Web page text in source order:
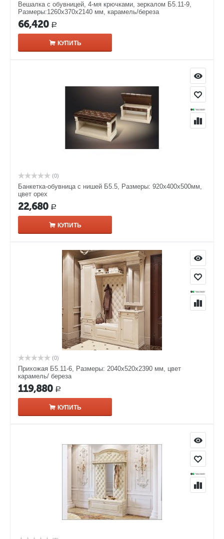
Вешалка с обувницей, 4-мя крючками, зеркалом Б5.11-9,
Размеры:1260х370х2140 мм, карамель/береза
66,420 Р
КУПИТЬ
(0)
Банкетка-обувница с нишей Б5.5, Размеры: 920х400х500мм,
цвет орех
22,680 Р
КУПИТЬ
(0)
Прихожая Б5.11-6, Размеры: 2040х520х2390 мм, цвет
карамель/ береза
119,880 Р
КУПИТЬ